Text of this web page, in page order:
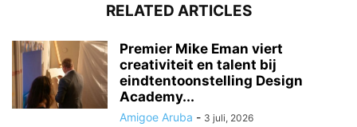
RELATED ARTICLES
Premier Mike Eman viert
creativiteit en talent bij
eindtentoonstelling Design
Academy...
Amigoe Aruba - 3 juli, 2026